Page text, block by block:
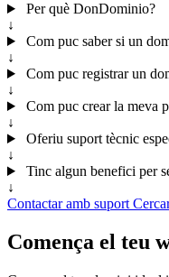
Per què DonDominio?
↓
Com puc saber si un
↓
Com puc registrar un
↓
Com puc crear la meva
↓
Oferiu suport tècnic
↓
Tinc algun benefici per
↓
Contactar amb suport
Comença el teu